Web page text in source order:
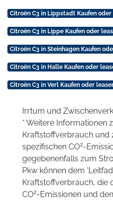
Citroën C3 in Lippstadt Kaufen oder
Citroën C3 in Lippe Kaufen oder
Citroën C3 in Steinhagen Kaufen
Citroën C3 in Halle Kaufen oder
Citroën C3 in Verl Kaufen oder
Irrtum und
* Weitere Informationen
Kraftstoffverbrauch und
spezifischen CO2-
gegebenenfalls zum
Pkw können dem
Kraftstoffverbrauch, die
CO2-Emissionen und